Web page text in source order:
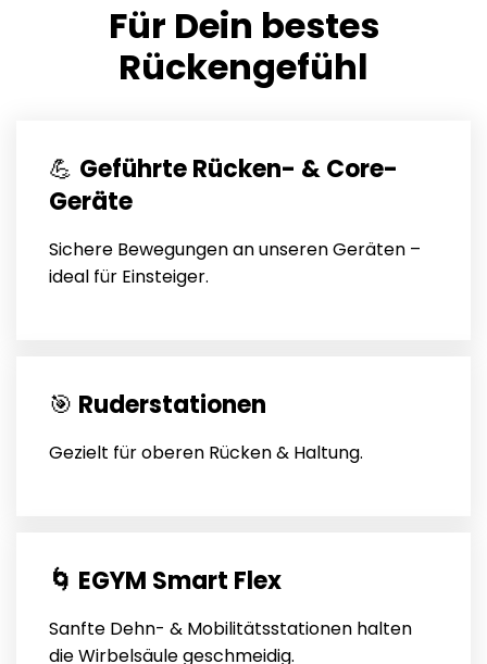
Für Dein bestes
Rückengefühl
💪 Geführte Rücken- & Core-
Geräte
Sichere Bewegungen an unseren Geräten –
ideal für Einsteiger.
🎯 Ruderstationen
Gezielt für oberen Rücken & Haltung.
🌀 EGYM Smart Flex
Sanfte Dehn- & Mobilitätsstationen halten
die Wirbelsäule geschmeidig.